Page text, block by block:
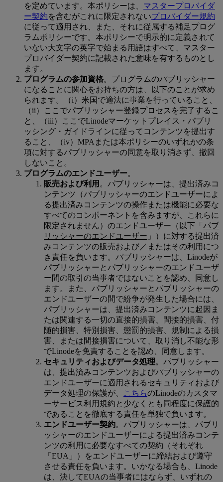
を定めています。本ポリシーは、 マスタープロバイダ
ー契約を含むがこれに限定されないプロバイダー規約
に従って適用され、また、それに従属する補足プログ
ラムポリシーです。本ポリシーで明示的に定義されて
いない大文字の英字で始まる用語はすべて、マスター
プロバイダー契約に記載された意味を有するものとし
ます。
プログラムの参加資格。プログラムのパブリッシャー
になることに関心をお持ちの方は、以下のことが求め
られます。（i）米国で適法に事業を行っていること、
（ii）ここでパブリッシャー登録プロセスを完了するこ
と、（iii）ここでLinodeマーケットプレイス・パブリ
ッシング・ガイドラインに従ってコンテンツを提出す
ること、（iv）MPAまたは本ポリシーのいずれかの条
項に対するパブリッシャーの同意を取り消さず、撤回
しないこと。
プログラムのエンドユーザー。
販売および利用 。パブリッシャーは、提出済みコ
ンテンツ（パブリッシャーのエンドユーザーによ
る提出済みコンテンツの操作または機能に必要な
すべてのコンポーネントを含みますが、これらに
限定されません）のエンドユーザー（以下「 パブ
リッシャーのエンドユーザー 」）に対する提出済
みコンテンツの販売および／またはその利用につ
き責任を負います。パブリッシャーは、Linodeが
パブリッシャーとパブリッシャーのエンドユーザ
ー間の取引の当事者ではないことを認め、同意し
ます。また、パブリッシャーとパブリッシャーの
エンドユーザーの間で紛争が発生した場合には、
パブリッシャーは、提出済みコンテンツに起因ま
たは関連する一切の直接的損害、間接的損害、付
随的損害、特別損害、懲罰的損害、規制による損
害、または間接損害について、取り消し不能な形
でLinodeを免責することを認め、同意します。
セキュリティおよびデータ処理。パブリッシャー
は、提出済みコンテンツおよびパブリッシャーの
エンドユーザーに適用されるセキュリティおよび
データ処理の保護が、
こちらのLinodeのカスタマ
ーサービス利用規約と少なくとも同程度に保護的
であることを徹底する責任を単独で負います。
エンドユーザー契約。パブリッシャーは、パブリ
ッシャーのエンドユーザーによる提出済みコンテ
ンツの利用に必要なすべての契約（それぞれ
「EUA」）をエンドユーザーに締結および遵守
させる責任を負います。いかなる場合も、Linode
は、決してEUAの当事者にはならず、いずれの